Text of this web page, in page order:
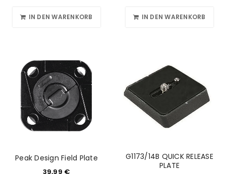
IN DEN WARENKORB IN DEN WARENKORB
Peak Design Field Plate
39,99 €
G1173/14B QUICK RELEASE
PLATE